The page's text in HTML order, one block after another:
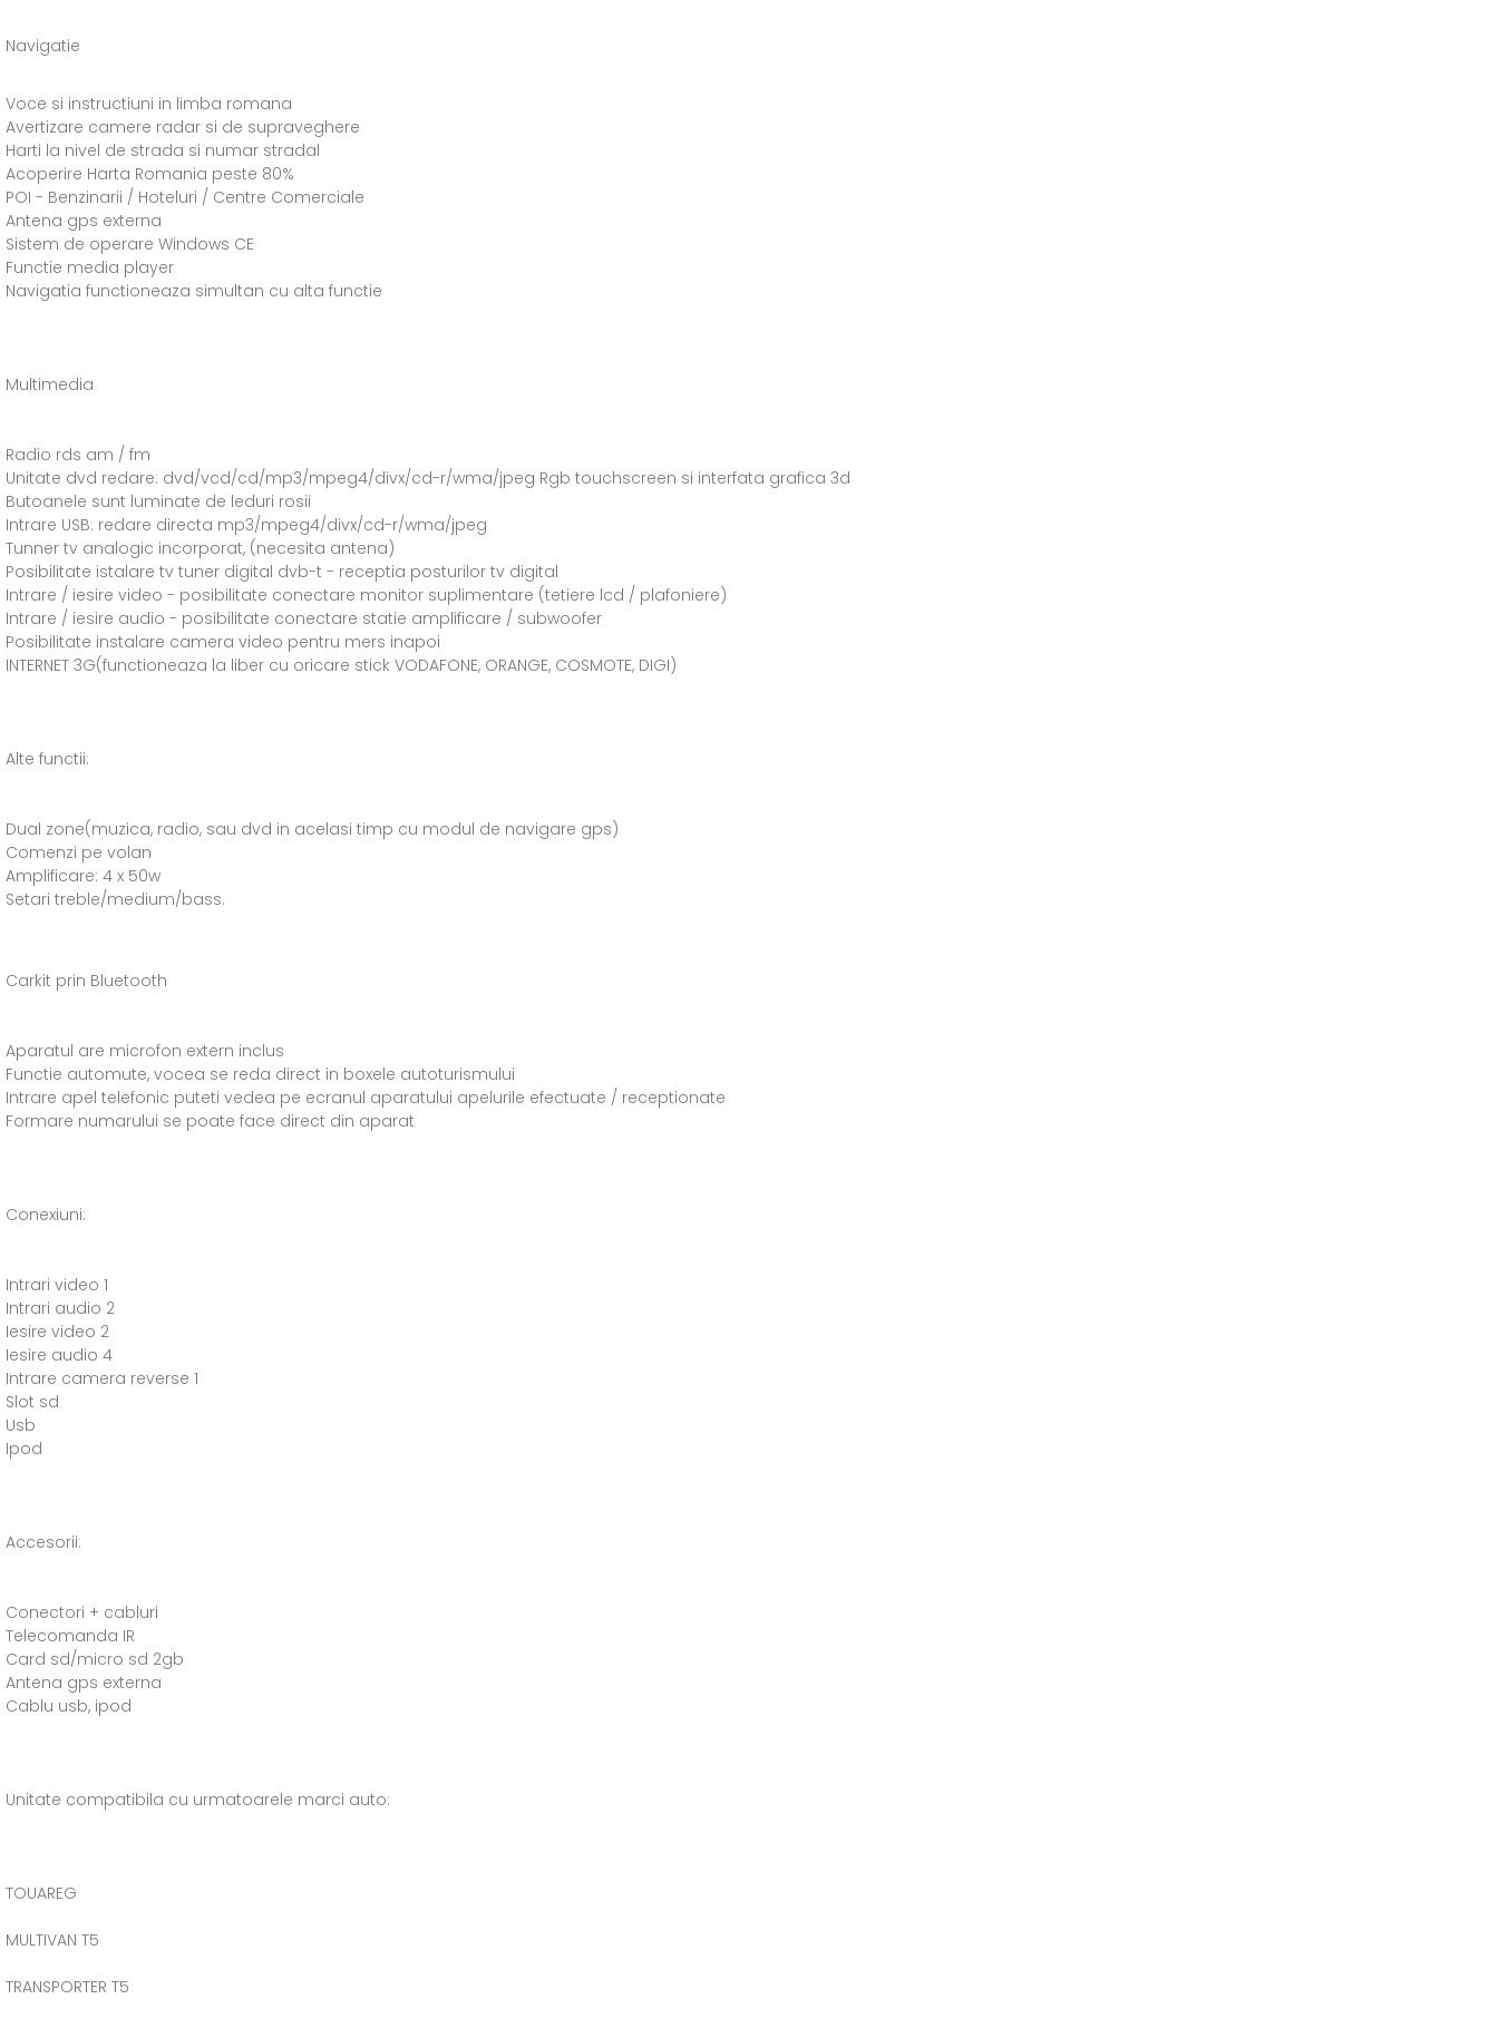
Navigatie
Voce si instructiuni in limba romana
Avertizare camere radar si de supraveghere
Harti la nivel de strada si numar stradal
Acoperire Harta Romania peste 80%
POI - Benzinarii / Hoteluri / Centre Comerciale
Antena gps externa
Sistem de operare Windows CE
Functie media player
Navigatia functioneaza simultan cu alta functie
Multimedia
Radio rds am / fm
Unitate dvd redare: dvd/vcd/cd/mp3/mpeg4/divx/cd-r/wma/jpeg Rgb touchscreen si interfata grafica 3d
Butoanele sunt luminate de leduri rosii
Intrare USB: redare directa mp3/mpeg4/divx/cd-r/wma/jpeg
Tunner tv analogic incorporat, (necesita antena)
Posibilitate istalare tv tuner digital dvb-t - receptia posturilor tv digital
Intrare / iesire video - posibilitate conectare monitor suplimentare (tetiere lcd / plafoniere)
Intrare / iesire audio - posibilitate conectare statie amplificare / subwoofer
Posibilitate instalare camera video pentru mers inapoi
INTERNET 3G(functioneaza la liber cu oricare stick VODAFONE, ORANGE, COSMOTE, DIGI)
Alte functii:
Dual zone(muzica, radio, sau dvd in acelasi timp cu modul de navigare gps)
Comenzi pe volan
Amplificare: 4 x 50w
Setari treble/medium/bass.
Carkit prin Bluetooth
Aparatul are microfon extern inclus
Functie automute, vocea se reda direct in boxele autoturismului
Intrare apel telefonic puteti vedea pe ecranul aparatului apelurile efectuate / receptionate
Formare numarului se poate face direct din aparat
Conexiuni:
Intrari video 1
Intrari audio 2
Iesire video 2
Iesire audio 4
Intrare camera reverse 1
Slot sd
Usb
Ipod
Accesorii:
Conectori + cabluri
Telecomanda IR
Card sd/micro sd 2gb
Antena gps externa
Cablu usb, ipod
Unitate compatibila cu urmatoarele marci auto:
TOUAREG
MULTIVAN T5
TRANSPORTER T5